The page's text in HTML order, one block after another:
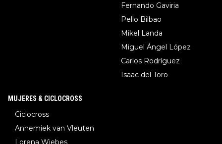
Fernando Gaviria
Pello Bilbao
Mikel Landa
Miguel Ángel López
Carlos Rodríguez
Isaac del Toro
MUJERES & CICLOCROSS
Ciclocross
Annemiek van Vleuten
Lorena Wiebes